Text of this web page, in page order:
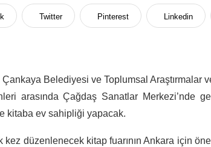
Twitter Pinterest Linkedin
Belediyesi ve Toplumsal Araştırmalar
arasında Çağdaş Sanatlar Merkezi’nde
kitaba ev sahipliği yapacak.
düzenlenecek kitap fuarının Ankara için